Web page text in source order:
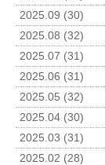
2025.09 (30)
2025.08 (32)
2025.07 (31)
2025.06 (31)
2025.05 (32)
2025.04 (30)
2025.03 (31)
2025.02 (28)